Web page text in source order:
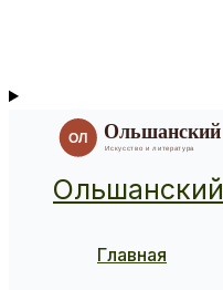
Ольшанский
Главная